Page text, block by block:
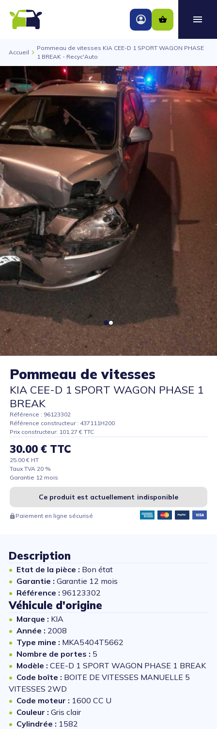
Accueil
Pommeau de vitesses KIA CEE-D 1 SPORT WAGON PHASE
1 BREAK - Recyc'Auto
Pommeau de vitesses
KIA CEE-D 1 SPORT WAGON PHASE 1
BREAK
Référence : 96123302
Référence constructeur : 437111H200
Prix constructeur: 101.27 € TTC
30.00 € TTC
25.00 € HT
Taux TVA 20 %
Garantie 12 mois
Ce produit est actuellement indisponible
Paiement en ligne sécurisé
Description
Etat de la pièce : Bon état
Garantie : Garantie 12 mois
Référence : 96123302
Véhicule d'origine
Marque : KIA
Année : 2008
Type mine : MKA5404T5662
Nombre de portes : 5
Modèle : CEE-D 1 SPORT WAGON PHASE 1 BREAK
Code boîte : BOITE DE VITESSES MANUELLE 5
VITESSES 2WD
Code moteur : 1600 CC U
Couleur : Gris clair
Cylindrée : 1582